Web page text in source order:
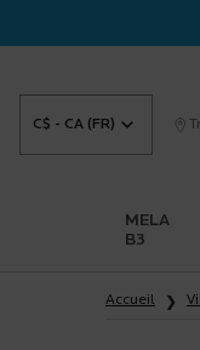
C$ - CA (FR)
MELA
B3
Accueil